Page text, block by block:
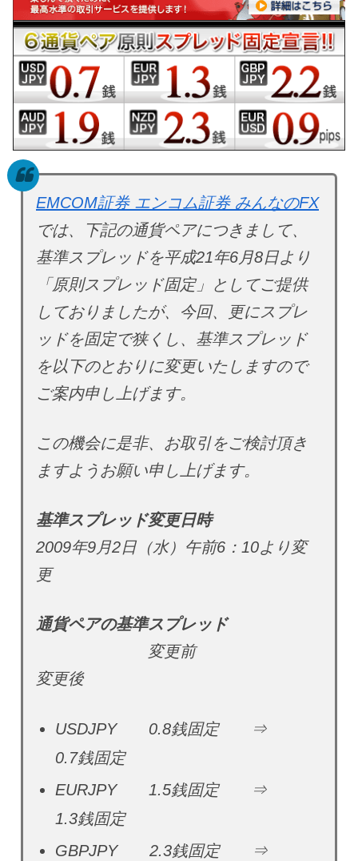
EMCOM証券 エンコム証券 みんなのFX
では、下記の通貨ペアにつきまして、
基準スプレッドを平成21年6月8日より
「原則スプレッド固定」としてご提供
しておりましたが、今回、更にスプレ
ッドを固定で狭くし、基準スプレッド
を以下のとおりに変更いたしますので
ご案内申し上げます。
この機会に是非、お取引をご検討頂き
ますようお願い申し上げます。
基準スプレッド変更日時
2009年9月2日（水）午前6：10より変
更
通貨ペアの基準スプレッド
変更前
変更後
USDJPY 0.8銭固定 ⇒
0.7銭固定
EURJPY 1.5銭固定 ⇒
1.3銭固定
GBPJPY 2.3銭固定 ⇒